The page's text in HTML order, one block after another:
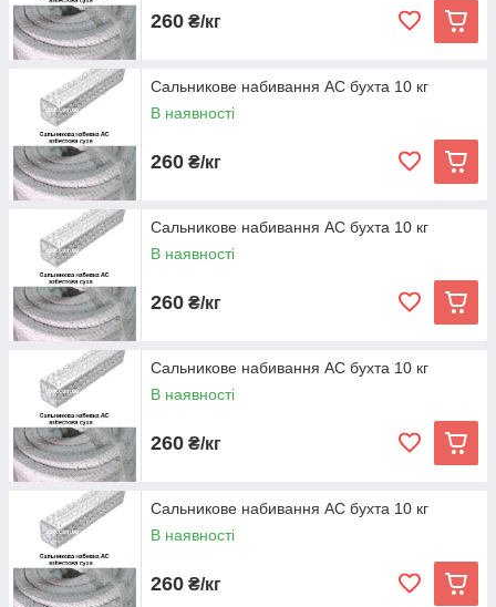
260 ₴/кг
Сальникове набивання АС бухта 10 кг
В наявності
260 ₴/кг
Сальникове набивання АС бухта 10 кг
В наявності
260 ₴/кг
Сальникове набивання АС бухта 10 кг
В наявності
260 ₴/кг
Сальникове набивання АС бухта 10 кг
В наявності
260 ₴/кг